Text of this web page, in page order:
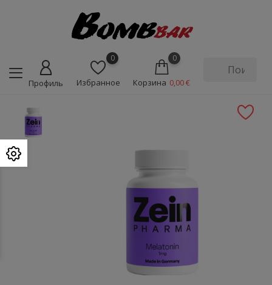
Профиль
0
Избранное
0
Корзина 0,00 €